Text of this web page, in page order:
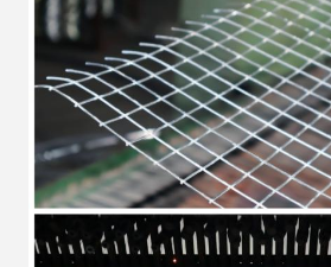
1-1/4 "x 1-
1/4"
31.75mmx31.75mm
1-1/2 "x 1-
1/2"
38 mm x 38 mm
2 "x 1"
500,8 mm x 25,4
mm
2 x 2
500,8 mm x 50,8
mm